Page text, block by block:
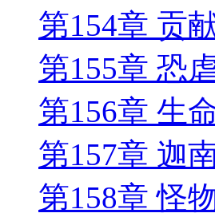
第154章 贡
第155章 恐
第156章 生
第157章 迦
第158章 怪